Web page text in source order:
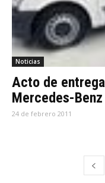
Noticias
Acto de
Mercedes-Benz
24 de febrero 2011